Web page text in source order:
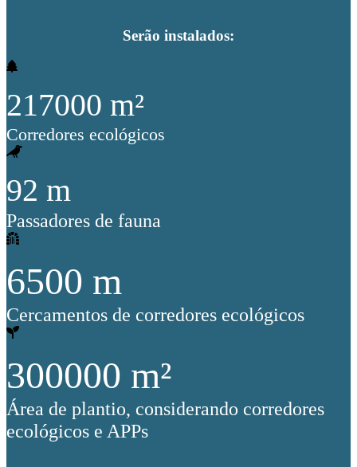
Serão instalados:
217000 m²
Corredores ecológicos
92 m
Passadores de fauna
6500 m
Cercamentos de corredores ecológicos
300000 m²
Área de plantio, considerando corredores
ecológicos e APPs